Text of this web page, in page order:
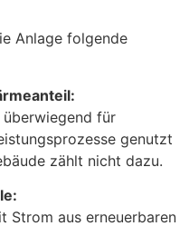
Anlage folgende
überwiegend für
genutzt
zählt nicht dazu.
Strom aus erneuerbaren